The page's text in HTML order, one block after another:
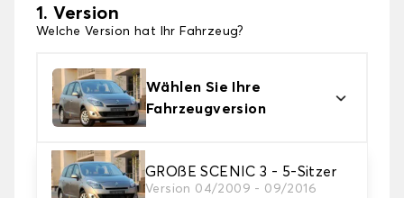
1. Version
Welche Version hat Ihr Fahrzeug?
Wählen Sie Ihre
Fahrzeugversion
GROßE SCENIC 3 - 5-Sitzer
Version 04/2009 - 09/2016
2. Material
Wählen Sie das Material Ihres Autofussmatten